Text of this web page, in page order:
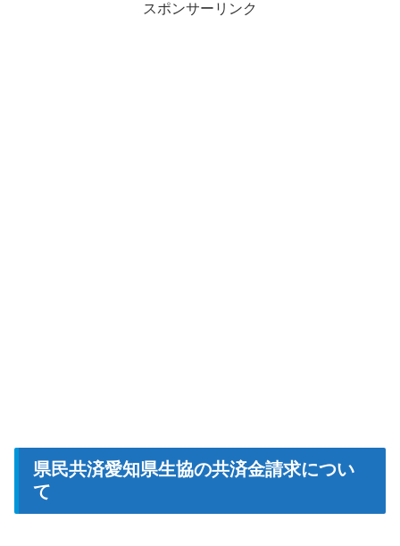
スポンサーリンク
県民共済愛知県生協の共済金請求につい
て